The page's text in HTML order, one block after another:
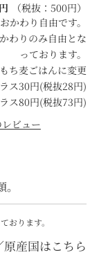
円 （税抜：500円）
かわり自由です。
わりのみ自由とな
っております。
ち麦ごはんに変更
30円(税抜28円)
80円(税抜73円)
ビュー
おります。
産国はこちら